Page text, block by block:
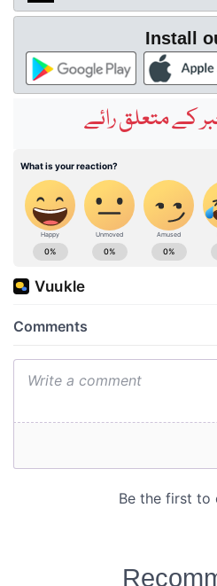
Install
کے متعلق رائے